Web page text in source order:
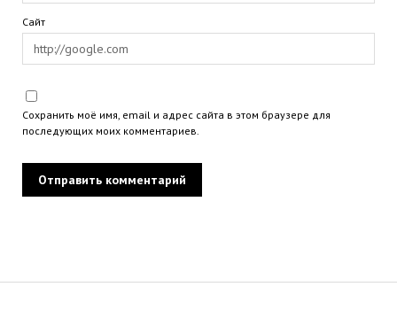
Сайт
Сохранить моё имя, email и адрес сайта в этом браузере для
последующих моих комментариев.